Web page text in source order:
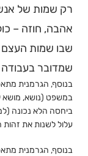
רק שמות של
שבו שמות העצם
שמדובר בעבודה
במשפט (נושא, מושא
עלול לשנות את